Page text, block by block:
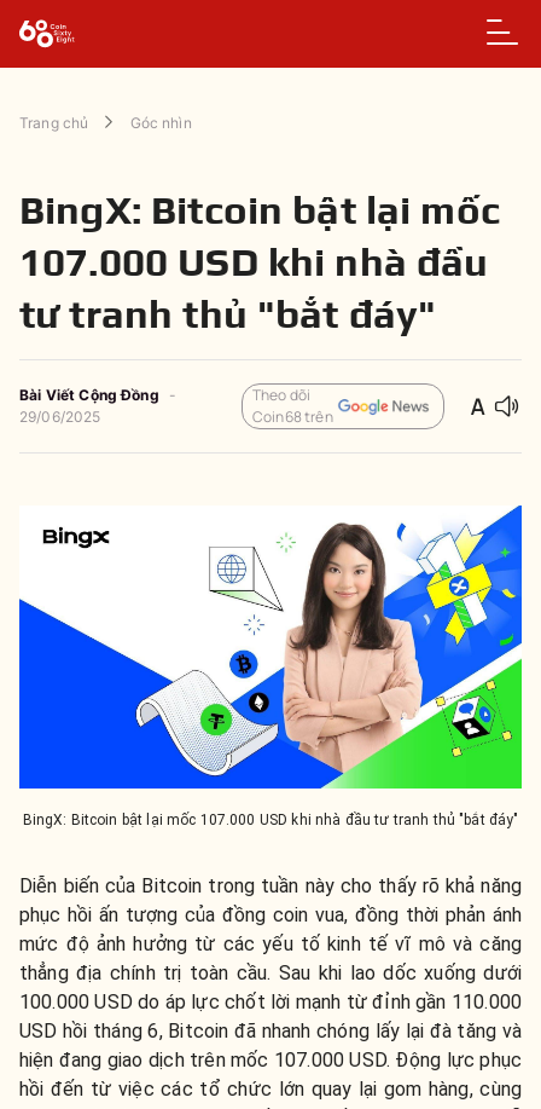
Trang chủ Góc nhìn
BingX: Bitcoin bật lại mốc
107.000 USD khi nhà đầu
tư tranh thủ "bắt đáy"
Bài Viết Cộng Đồng
-
29/06/2025
Theo dõi
Coin68 trên
BingX: Bitcoin bật lại mốc 107.000 USD khi nhà đầu tư tranh thủ "bắt đáy"
Diễn biến của Bitcoin trong tuần này cho thấy rõ khả năng
phục hồi ấn tượng của đồng coin vua, đồng thời phản ánh
mức độ ảnh hưởng từ các yếu tố kinh tế vĩ mô và căng
thẳng địa chính trị toàn cầu. Sau khi lao dốc xuống dưới
100.000 USD do áp lực chốt lời mạnh từ đỉnh gần 110.000
USD hồi tháng 6, Bitcoin đã nhanh chóng lấy lại đà tăng và
hiện đang giao dịch trên mốc 107.000 USD. Động lực phục
hồi đến từ việc các tổ chức lớn quay lại gom hàng, cùng